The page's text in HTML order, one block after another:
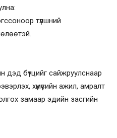
түлшний
дэд бүтцийг сайжруулснаар
хүмүүсийн ажил, амралт
замаар эдийн засгийн